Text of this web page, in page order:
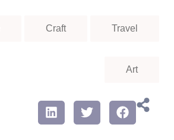
Travel
Craft
Art